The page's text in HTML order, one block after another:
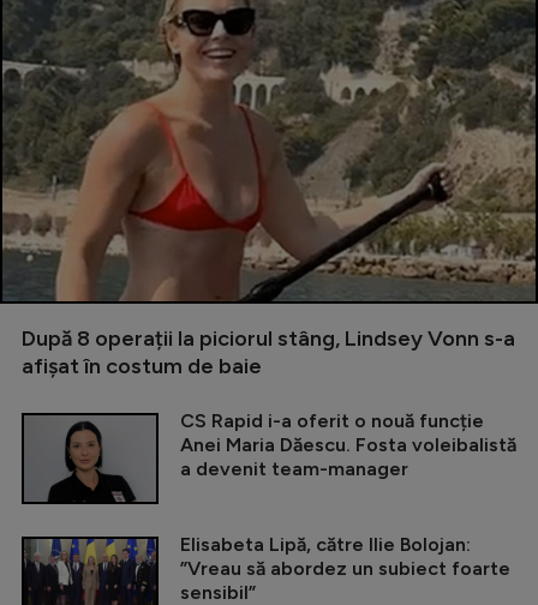
După 8 operații la piciorul stâng, Lindsey Vonn s-a
afișat în costum de baie
CS Rapid i-a oferit o nouă funcție
Anei Maria Dăescu. Fosta voleibalistă
a devenit team-manager
Elisabeta Lipă, către Ilie Bolojan:
”Vreau să abordez un subiect foarte
sensibil”